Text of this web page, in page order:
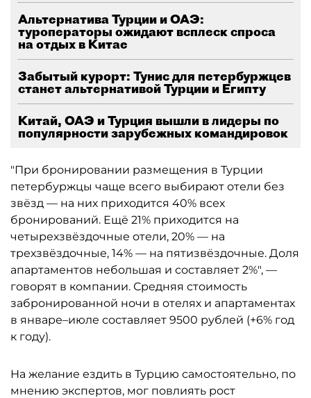
Альтернатива Турции и ОАЭ:
туроператоры ожидают всплеск спроса
на отдых в Китае
Забытый курорт: Тунис для петербуржцев
станет альтернативой Турции и Египту
Китай, ОАЭ и Турция вышли в лидеры по
популярности зарубежных командировок
"При бронировании размещения в Турции
петербуржцы чаще всего выбирают отели без
звёзд — на них приходится 40% всех
бронирований. Ещё 21% приходится на
четырехзвёздочные отели, 20% — на
трехзвёздочные, 14% — на пятизвёздочные. Доля
апартаментов небольшая и составляет 2%", —
говорят в компании. Средняя стоимость
забронированной ночи в отелях и апартаментах
в январе–июле составляет 9500 рублей (+6% год
к году).
На желание ездить в Турцию самостоятельно, по
мнению экспертов, мог повлиять рост